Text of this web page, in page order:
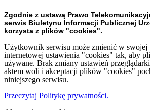
Zgodnie z ustawą Prawo
serwis Biuletynu Informacji Publicznej
korzysta z plików "cookies".
Użytkownik serwisu może zmienić w swojej
internetowej ustawienia "cookies" tak, aby
używane. Brak zmiany ustawień
aktem woli i akceptacji plików "cookies"
niniejszego serwisu.
Przeczytaj Politykę prywatności.